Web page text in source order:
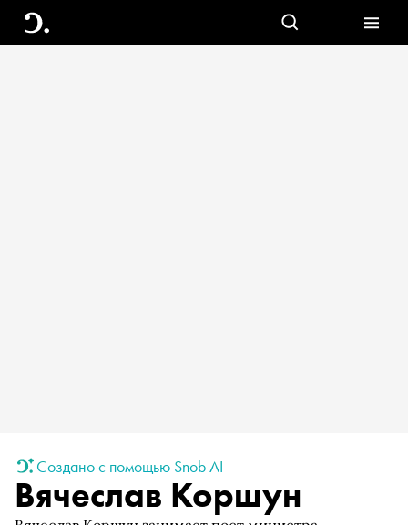
Создано с помощью Snob AI
Вячеслав Коршун